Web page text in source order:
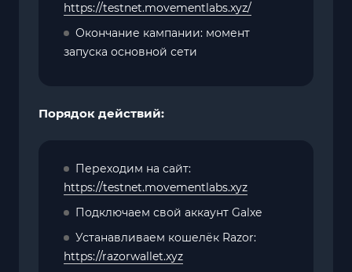
https://testnet.movementlabs.xyz/
Окончание кампании: момент
запуска основной сети
Порядок действий:
Переходим на сайт:
https://testnet.movementlabs.xyz
Подключаем свой аккаунт Galxe
Устанавливаем кошелёк Razor:
https://razorwallet.xyz